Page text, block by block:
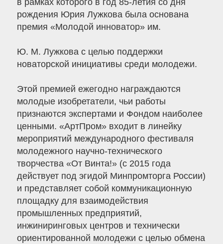
в рамках которого в год 85-летия со дня
рождения Юрия Лужкова была основана
премия «Молодой инноватор» им.
Ю. М. Лужкова с целью поддержки
новаторской инициативы среди молодежи.
Этой премией ежегодно награждаются
молодые изобретатели, чьи работы
признаются экспертами и Фондом наиболее
ценными. «АртПром» входит в линейку
мероприятий международного фестиваля
молодежного научно-технического
творчества «От Винта!» (с 2015 года
действует под эгидой Минпромторга России)
и представляет собой коммуникационную
площадку для взаимодействия
промышленных предприятий,
инжиниринговых центров и технически
ориентированной молодежи с целью обмена